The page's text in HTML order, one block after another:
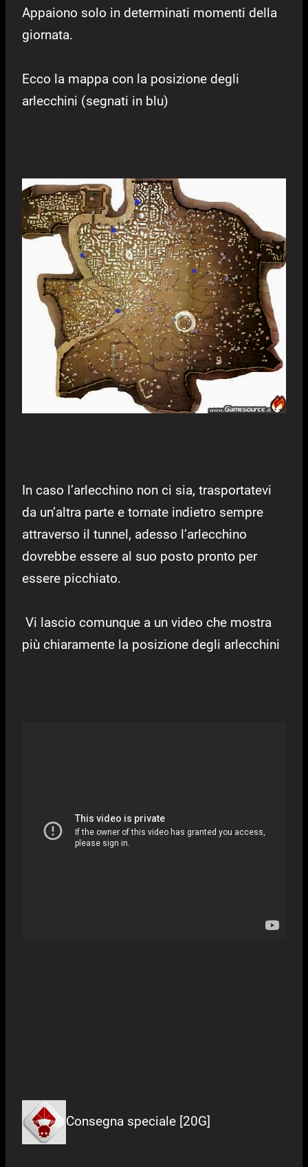
Appaiono solo in determinati momenti della
giornata.
Ecco la mappa con la posizione degli
arlecchini (segnati in blu)
In caso l’arlecchino non ci sia, trasportatevi
da un’altra parte e tornate indietro sempre
attraverso il tunnel, adesso l’arlecchino
dovrebbe essere al suo posto pronto per
essere picchiato.
Vi lascio comunque a un video che mostra
più chiaramente la posizione degli arlecchini
Consegna speciale [20G]